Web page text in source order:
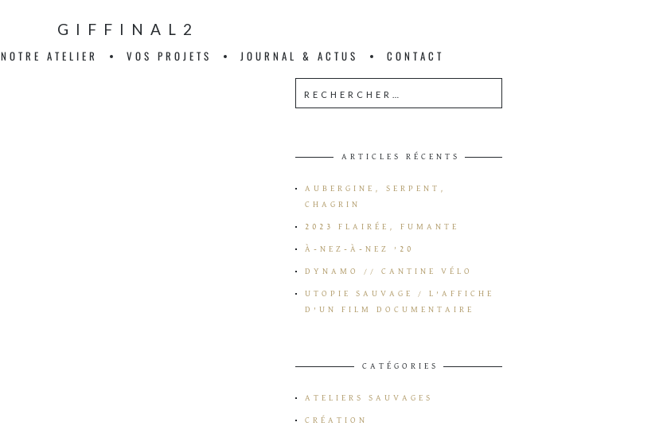
NOTRE ATELIER VOS PROJETS JOURNAL & ACTUS CONTACT
GIFFINAL2
ARTICLES RÉCENTS
AUBERGINE, SERPENT,
CHAGRIN
2023 FLAIRÉE, FUMANTE
À-NEZ-À-NEZ ’20
DYNAMO // CANTINE VÉLO
UTOPIE SAUVAGE / L’AFFICHE
D’UN FILM DOCUMENTAIRE
CATÉGORIES
ATELIERS SAUVAGES
CRÉATION